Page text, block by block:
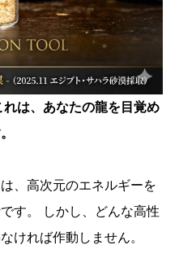
れは、あなたの龍を目覚め
、高次元のエネルギーを
です。 しかし、どんな高性
ければ作動しません。